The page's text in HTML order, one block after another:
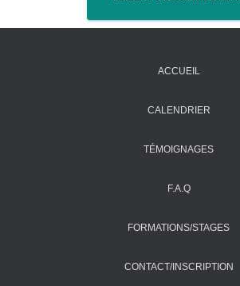
ACCUEIL
CALENDRIER
TÉMOIGNAGES
F.A.Q
FORMATIONS/STAGES
CONTACT/INSCRIPTION